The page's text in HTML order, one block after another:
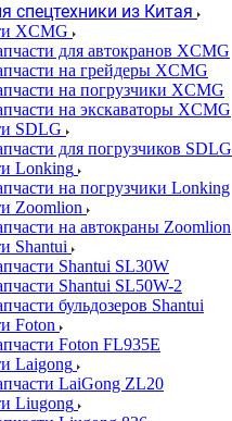
спецтехники из Китая
XCMG
для автокранов XCMG
на грейдеры XCMG
на погрузчики XCMG
на экскаваторы XCMG
SDLG
для погрузчиков SDLG
Lonking
на погрузчики Lonking
Zoomlion
на автокраны Zoomlion
Shantui
Shantui SL30W
Shantui SL50W-2
бульдозеров Shantui
Foton
Foton FL935E
Laigong
LaiGong ZL20
Liugong